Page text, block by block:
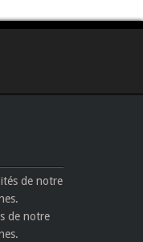
de notre